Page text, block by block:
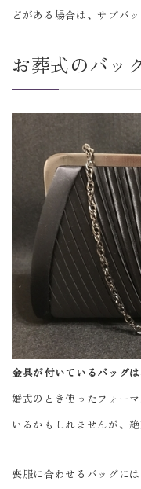
どがある場合は、サブバ
お葬式のバッ
金具が付いているバッグ
婚式のとき使ったフォー
いるかもしれませんが、絶
喪服に合わせるバッグに